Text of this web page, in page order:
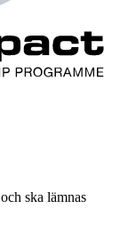
ska lämnas